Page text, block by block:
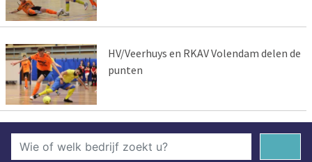
HV/Veerhuys en RKAV Volendam delen de
punten